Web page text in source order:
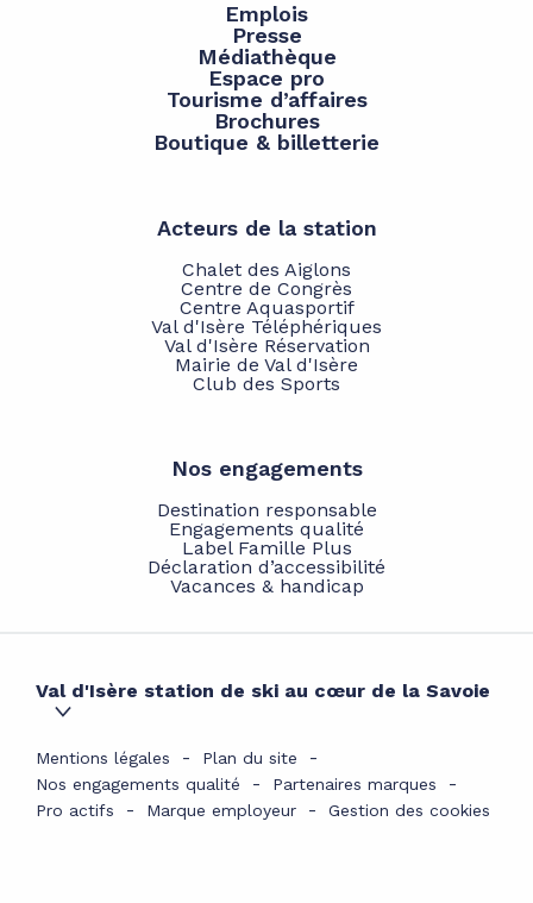
Emplois
Presse
Médiathèque
Espace pro
Tourisme d’affaires
Brochures
Boutique & billetterie
Acteurs de la station
Chalet des Aiglons
Centre de Congrès
Centre Aquasportif
Val d'Isère Téléphériques
Val d'Isère Réservation
Mairie de Val d'Isère
Club des Sports
Nos engagements
Destination responsable
Engagements qualité
Label Famille Plus
Déclaration d’accessibilité
Vacances & handicap
Val d'Isère station de ski au cœur de la Savoie
Mentions légales
Plan du site
Nos engagements qualité
Partenaires marques
Pro actifs
Marque employeur Gestion des cookies